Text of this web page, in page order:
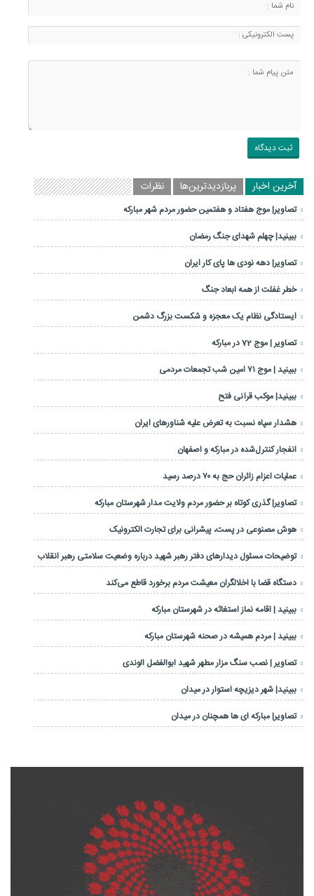
آخرین اخبار پربازدیدترین‌ها نظرات
تصاویر| موج هفتاد و هفتمین حضور مردم شهر مبارکه
ببینید| چهلم شهدای جنگ رمضان
تصاویر| دهه نودی ها پای کار ایران
خطر غفلت از همه ابعاد جنگ
ایستادگی نظام یک معجزه و شکست بزرگ دشمن
تصاویر | موج 72 در مبارکه
ببینید | موج ۷۱ امین شب تجمعات مردمی
ببینید| موکب قرآنی فتح
هشدار سپاه نسبت به تعرض علیه شناورهای ایران
انفجار کنترل‌شده در مبارکه و اصفهان
عملیات اعزام زائران حج به ۷۰ درصد رسید
تصاویر| گذری کوتاه بر حضور مردم ولایت مدار شهرستان مبارکه
هوش مصنوعی در پست، پیشرانی برای تجارت الکترونیک
توضیحات مسئول دیدارهای دفتر رهبر شهید درباره وضعیت سلامتی رهبر انقلاب
دستگاه قضا با اخلالگران معیشت مردم برخورد قاطع می‌کند
ببینید | اقامه نماز استغاثه در شهرستان مبارکه
ببینید | مردم همیشه در صحنه شهرستان مبارکه
تصاویر | نصب سنگ مزار مطهر شهید ابوالفضل الوندی
ببینید| شهر دیزیچه استوار در میدان
تصاویر| مبارکه ای ها همچنان در میدان